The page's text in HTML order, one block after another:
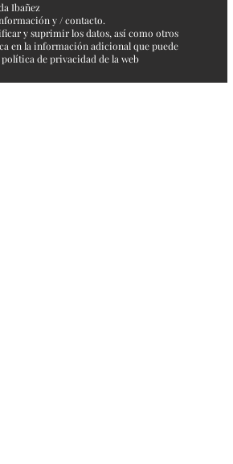
Ibañez
y / contacto.
y suprimir los datos, así como otros
en la información adicional que puede
de privacidad de la web